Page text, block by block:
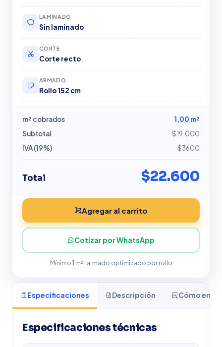
LAMINADO
Sin laminado
CORTE
Corte recto
ARMADO
Rollo 152 cm
m² cobrados
1,00 m²
Subtotal
$19.000
IVA (19%)
$3600
Total $22.600
Agregar al carrito
Cotizar por WhatsApp
Mínimo 1 m² · armado optimizado por rollo
Especificaciones Descripción Cómo
Especificaciones técnicas